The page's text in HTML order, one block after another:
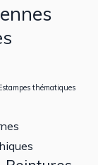
thématiques